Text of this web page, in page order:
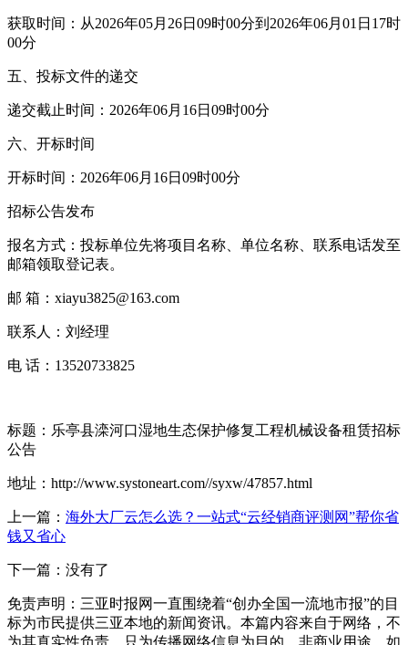
获取时间：从2026年05月26日09时00分到2026年06月01日17时
00分
五、投标文件的递交
递交截止时间：2026年06月16日09时00分
六、开标时间
开标时间：2026年06月16日09时00分
招标公告发布
报名方式：投标单位先将项目名称、单位名称、联系电话发至
邮箱领取登记表。
邮 箱：xiayu3825@163.com
联系人：刘经理
电 话：13520733825
标题：乐亭县滦河口湿地生态保护修复工程机械设备租赁招标
公告
地址：http://www.systoneart.com//syxw/47857.html
上一篇： 海外大厂云怎么选？一站式“云经销商评测网”帮你省
钱又省心
下一篇：没有了
免责声明：三亚时报网一直围绕着“创办全国一流地市报”的目
标为市民提供三亚本地的新闻资讯。本篇内容来自于网络，不
为其真实性负责，只为传播网络信息为目的，非商业用途，如